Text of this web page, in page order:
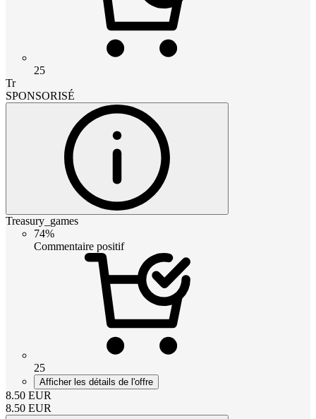
25
Tr
SPONSORISÉ
Treasury_games
74%
Commentaire positif
25
Afficher les détails de l'offre
8.50 EUR
8.50 EUR